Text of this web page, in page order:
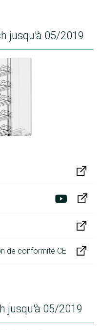
jusqu'à 05/2019
de conformité CE
jusqu'à 05/2019